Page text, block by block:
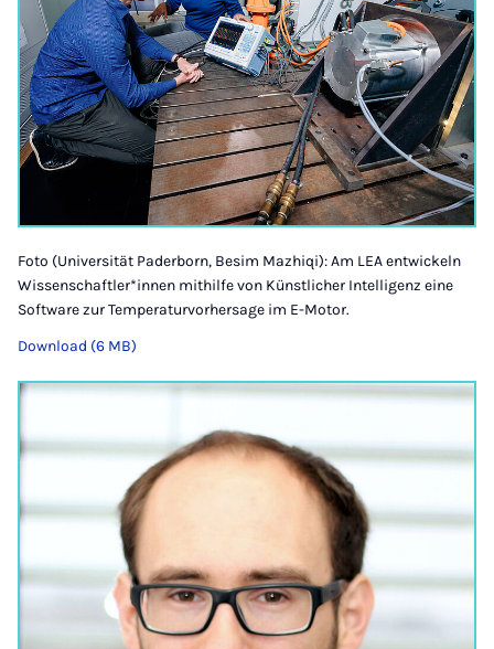
Foto (Universität Paderborn, Besim Mazhiqi): Am LEA entwickeln
Wissenschaftler*innen mithilfe von Künstlicher Intelligenz eine
Software zur Temperaturvorhersage im E-Motor.
Download (6 MB)